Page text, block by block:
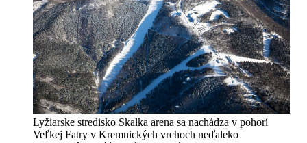
Lyžiarske stredisko Skalka arena sa nachádza v pohorí
Veľkej Fatry v Kremnických vrchoch neďaleko